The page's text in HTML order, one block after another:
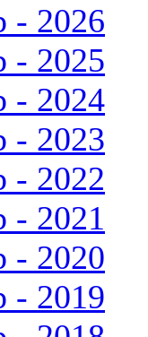
- 2026
- 2025
- 2024
- 2023
- 2022
- 2021
- 2020
- 2019